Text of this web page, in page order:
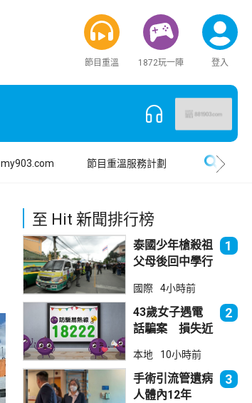
節目重溫 1872玩一陣 登入
my903.com 節目重溫服務計劃
至 Hit 新聞排行榜
泰國少年槍殺祖
父母後回中學行
死23傷
1
國際 4小時前
43歲女子遇電
話騙案 損失近
2
本地 10小時前
手術引流管遺病
人體內12年
3